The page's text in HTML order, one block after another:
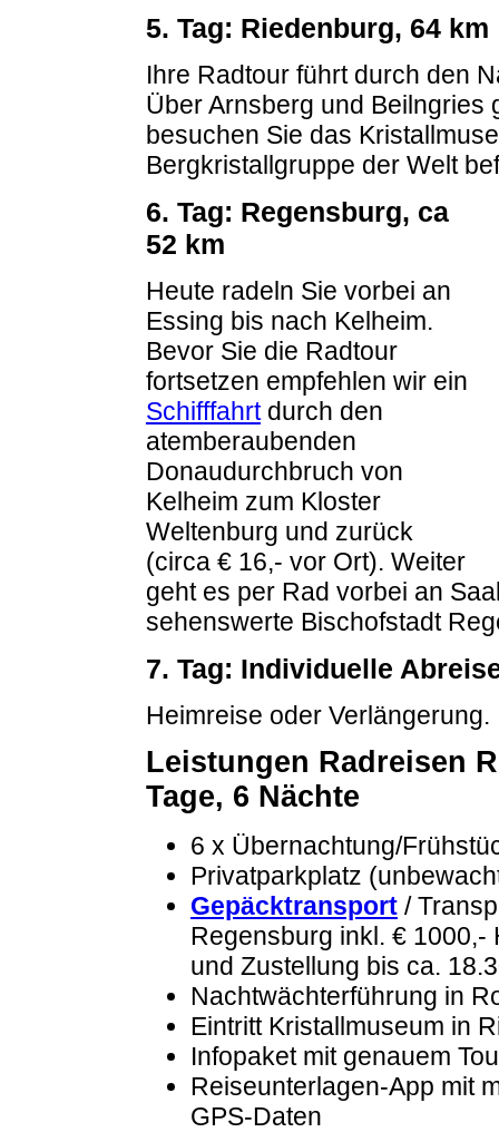
5. Tag: Riedenburg, 64 km
Ihre Radtour führt durch den
Über Arnsberg und Beilngries
besuchen Sie das
Bergkristallgruppe der Welt
6. Tag: Regensburg, ca
52 km
Heute radeln Sie vorbei an
Essing bis nach Kelheim.
Bevor Sie die Radtour
fortsetzen empfehlen wir ein
Schifffahrtdurch den
atemberaubenden
Donaudurchbruch von
Kelheim zum Kloster
Weltenburg und zurück
(circa € 16,- vor Ort). Weiter
geht es per Rad vorbei an
sehenswerte Bischofstadt
7. Tag: Individuelle
Heimreise oder Verlängerung.
Leistungen Radreisen
Tage, 6 Nächte
6 x Übernachtung/
Privatparkplatz
Gepäcktransport/
Regensburg inkl. € 1000,-
und Zustellung bis ca.
Nachtwächterführung in
Eintritt Kristallmuseum in
Infopaket mit genauem
Reiseunterlagen-App mit
GPS-Daten